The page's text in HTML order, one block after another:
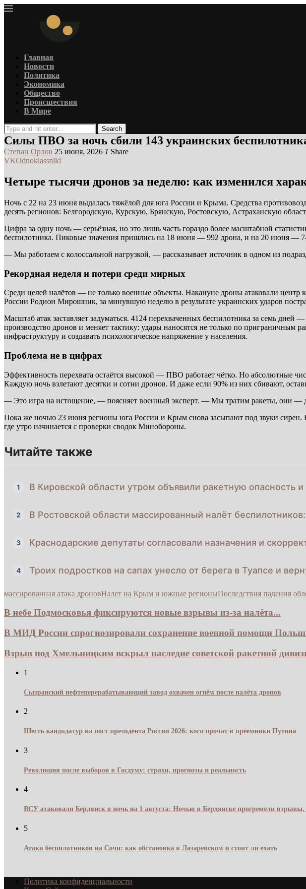
Главная
Новости
Политика
Экономика
Общество
Происшествия
В Мире
Search
Силы ПВО за ночь сбили 143 украинских
Степан Орлов 25 июня, 2026 1 Share
VKOdnoklassniki
Четыре тысячи дронов за неделю: как изменился
Ночь с 22 на 23 июня выдалась тяжёлой для юга России и Крыма. Средства
десять регионов: Белгородскую, Курскую, Брянскую, Ростовскую, Астраханскую
Цифра за одну ночь — серьёзная, но это лишь часть гораздо более масштабной
беспилотника. Пиковые значения пришлись на 18 июня — 992 дрона, и на 20 июня —
— Мы работаем с колоссальной нагрузкой, — рассказывает источник в одном из
Рекордная неделя и потери среди мирных
Среди целей налётов — не только военные объекты. Накануне дроны атаковали
России Родион Мирошник, за минувшую неделю в результате украинских ударов
Масштаб атак заставляет задуматься. 4124 перехваченных беспилотника за семь
производство дронов и меняет тактику: удары наносятся не только по
инфраструктуру и создавать психологическое напряжение у населения.
Проблема не в цифрах
Эффективность перехвата остаётся высокой — ПВО работает чётко. Но абсолютные
Каждую ночь взлетают десятки и сотни дронов. И даже если 90% из них сбивают,
— Это игра на истощение, — поясняет военный эксперт. — Мы тратим ракеты, они —
Пока же ночью 23 июня регионы юга России и Крым снова засыпают под звуки
где утро начинается с проверки сводок Минобороны.
Читайте также
1 В Кировской области утром объявили ракетную опасность
2 В Ростовской области массированный налёт
3 Краснодарские депутаты согласовали назначения и
4 Троих подростков на сапах унесло от берега в Туапсе и
массированная атака дроновНалет на Крым и южные регионыПоследствия падения
В небе Подмосковья фиксируются новые взрывы из-за налёта...
В МИД России спрогнозировали сохранение военной помощи
Взрыв под Хмельницким вскрыл наследие советской ракетной
1
Сызранский нефтеперерабатывающий завод охвачен огнём после налёта дронов
2
Шесть кандидатур на пост президента России 2026: кого прочат в преемники Путина
3
Революция после выборов в Госдуму: страхи, прогнозы и реальность
4
ВСУ атаковали Бердянск в ночь на 1 августа: Ночью в Бердянске прогремели взрывы,
5
Атаки беспилотников на Сочи: как обстановка в Лазаревском и стоит ли ехать
Политика конфиденциальности